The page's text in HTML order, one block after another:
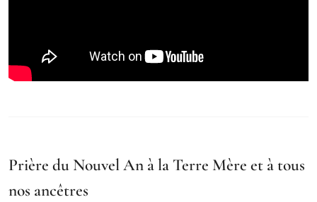
Prière du Nouvel An à la Terre Mère et à tous
nos ancêtres